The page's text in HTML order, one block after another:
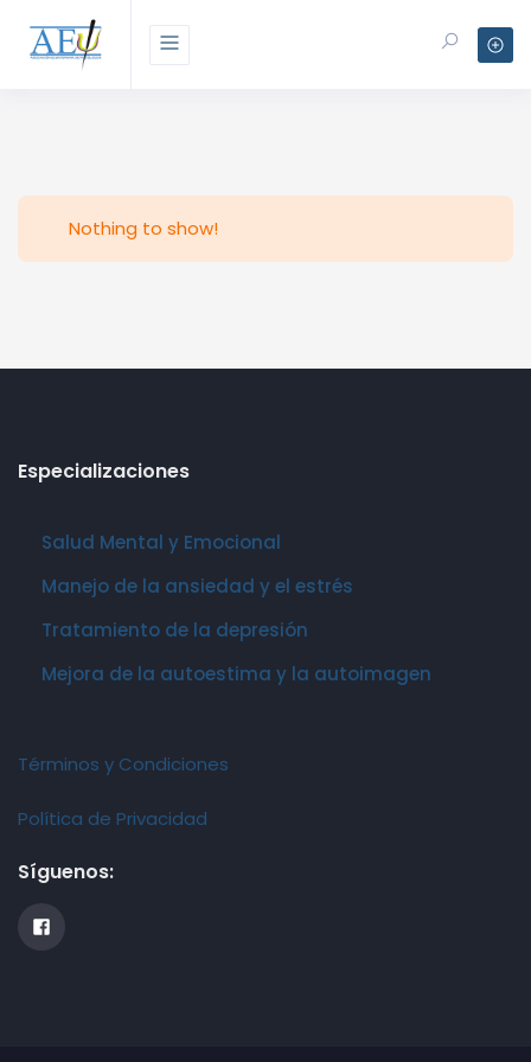
Nothing to show!
Especializaciones
Salud Mental y Emocional
Manejo de la ansiedad y el estrés
Tratamiento de la depresión
Mejora de la autoestima y la autoimagen
Términos y Condiciones
Política de Privacidad
Síguenos: